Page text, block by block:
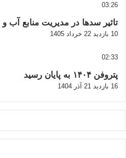
03:26
تاثیر سدها در مدیریت منابع آب
10 بازدید 22 خرداد 1405
02:33
پتروفن ۱۴۰۴ به پایان رسید
16 بازدید 21 آذر 1404